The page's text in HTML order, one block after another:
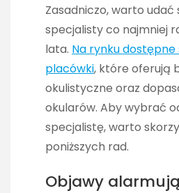
Zasadniczo, warto udać
specjalisty co najmniej
lata. Na rynku dostępne
placówki, które oferują
okulistyczne oraz
okularów. Aby wybrać
specjalistę, warto
poniższych rad.
Objawy